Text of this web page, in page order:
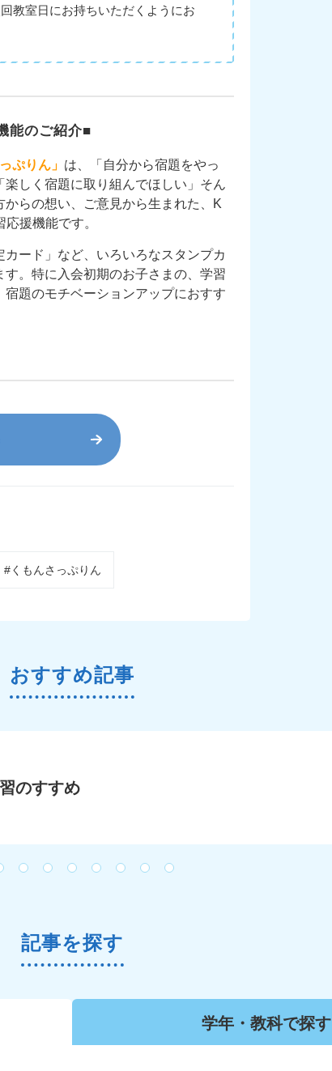
教室日にお持ちいただくようにお
能のご紹介■
ぷりん」 は、「自分から宿題をやっ
楽しく宿題に取り組んでほしい」そん
からの想い、ご意見から生まれた、K
援機能です。
カード」など、いろいろなスタンプカ
す。特に入会初期のお子さまの、学習
宿題のモチベーションアップにおすす
#くもんさっぷりん
おすすめ記事
のすすめ
記事を探す
学年・教科で探す